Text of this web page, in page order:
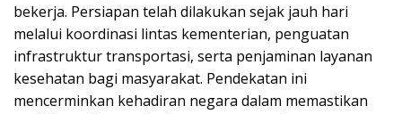
bekerja. Persiapan telah dilakukan sejak jauh hari
melalui koordinasi lintas kementerian, penguatan
infrastruktur transportasi, serta penjaminan layanan
kesehatan bagi masyarakat. Pendekatan ini
mencerminkan kehadiran negara dalam memastikan